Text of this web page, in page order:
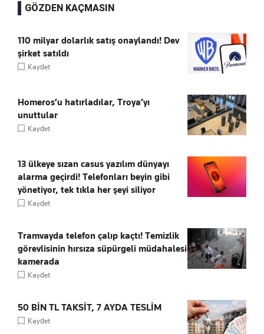
GÖZDEN KAÇMASIN
110 milyar dolarlık satış onaylandı! Dev
şirket satıldı
Kaydet
Homeros’u hatırladılar, Troya’yı
unuttular
Kaydet
13 ülkeye sızan casus yazılım dünyayı
alarma geçirdi! Telefonları beyin gibi
yönetiyor, tek tıkla her şeyi siliyor
Kaydet
Tramvayda telefon çalıp kaçtı! Temizlik
görevlisinin hırsıza süpürgeli müdahalesi
kamerada
Kaydet
50 BİN TL TAKSİT, 7 AYDA TESLİM
Kaydet